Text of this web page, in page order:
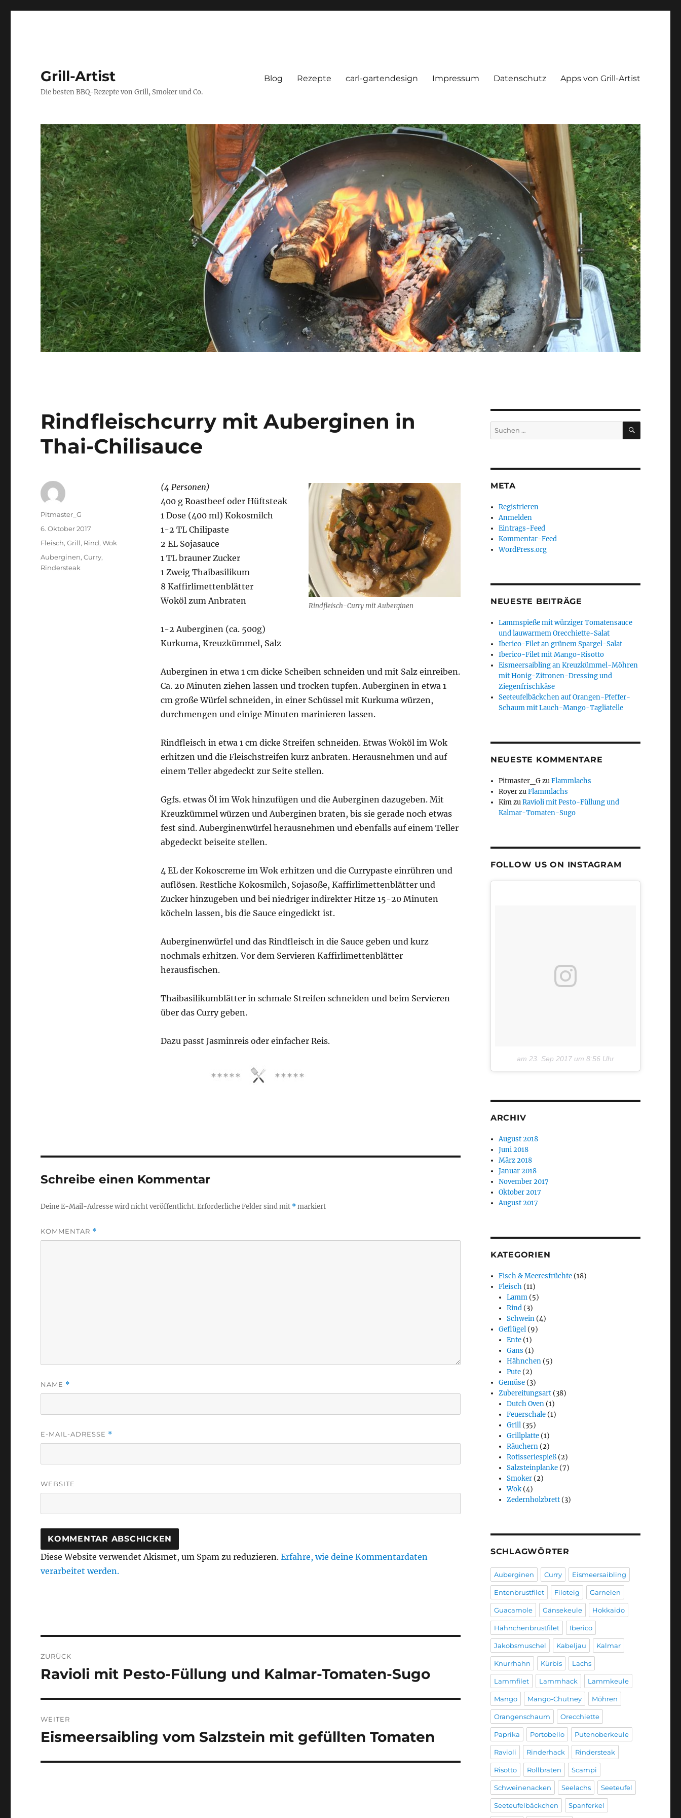
Grill-Artist
Die besten BBQ-Rezepte von Grill, Smoker und Co.
Blog Rezepte carl-gartendesign Impressum Datenschutz Apps von Grill-Artist
Rindfleischcurry mit Auberginen in
Thai-Chilisauce
Rindfleisch-Curry mit Auberginen
(4 Personen)
400 g Roastbeef oder Hüftsteak
1 Dose (400 ml) Kokosmilch
1-2 TL Chilipaste
2 EL Sojasauce
1 TL brauner Zucker
1 Zweig Thaibasilikum
8 Kaffirlimettenblätter
Woköl zum Anbraten
1-2 Auberginen (ca. 500g)
Kurkuma, Kreuzkümmel, Salz
Auberginen in etwa 1 cm dicke Scheiben schneiden und mit Salz einreiben.
Ca. 20 Minuten ziehen lassen und trocken tupfen. Auberginen in etwa 1
cm große Würfel schneiden, in einer Schüssel mit Kurkuma würzen,
durchmengen und einige Minuten marinieren lassen.
Rindfleisch in etwa 1 cm dicke Streifen schneiden. Etwas Woköl im Wok
erhitzen und die Fleischstreifen kurz anbraten. Herausnehmen und auf
einem Teller abgedeckt zur Seite stellen.
Ggfs. etwas Öl im Wok hinzufügen und die Auberginen dazugeben. Mit
Kreuzkümmel würzen und Auberginen braten, bis sie gerade noch etwas
fest sind. Auberginenwürfel herausnehmen und ebenfalls auf einem Teller
abgedeckt beiseite stellen.
4 EL der Kokoscreme im Wok erhitzen und die Currypaste einrühren und
auflösen. Restliche Kokosmilch, Sojasoße, Kaffirlimettenblätter und
Zucker hinzugeben und bei niedriger indirekter Hitze 15-20 Minuten
köcheln lassen, bis die Sauce eingedickt ist.
Auberginenwürfel und das Rindfleisch in die Sauce geben und kurz
nochmals erhitzen. Vor dem Servieren Kaffirlimettenblätter
herausfischen.
Thaibasilikumblätter in schmale Streifen schneiden und beim Servieren
über das Curry geben.
Dazu passt Jasminreis oder einfacher Reis.
Autor
Pitmaster_G
Veröffentlicht
am
6. Oktober 2017
Kategorien
Fleisch,Grill, Rind,Wok
Schlagwörter
Auberginen,Curry,
Rindersteak
Schreibe einen Kommentar
Deine E-Mail-Adresse wird nicht veröffentlicht.Erforderliche Felder sind mit *markiert
KOMMENTAR *
NAME *
E-MAIL-ADRESSE *
WEBSITE
Diese Website verwendet Akismet, um Spam zu reduzieren.Erfahre, wie deine Kommentardaten
verarbeitet werden.
ZURÜCK
Vorheriger
Ravioli mit Pesto-Füllung und Kalmar-Tomaten-Sugo
WEITER
Nächster
Eismeersaibling vom Salzstein mit gefüllten Tomaten
Suchen
nach:
SUCHEN
META
Registrieren
Anmelden
Eintrags-Feed
Kommentar-Feed
WordPress.org
NEUESTE BEITRÄGE
Lammspieße mit würziger Tomatensauce
und lauwarmem Orecchiette-Salat
Iberico-Filet an grünem Spargel-Salat
Iberico-Filet mit Mango-Risotto
Eismeersaibling an Kreuzkümmel-Möhren
mit Honig-Zitronen-Dressing und
Ziegenfrischkäse
Seeteufelbäckchen auf Orangen-Pfeffer-
Schaum mit Lauch-Mango-Tagliatelle
NEUESTE KOMMENTARE
Pitmaster_GzuFlammlachs
RoyerzuFlammlachs
KimzuRavioli mit Pesto-Füllung und
Kalmar-Tomaten-Sugo
FOLLOW US ON INSTAGRAM
am 23. Sep 2017 um 8:56 Uhr
ARCHIV
August 2018
Juni 2018
März 2018
Januar 2018
November 2017
Oktober 2017
August 2017
KATEGORIEN
Fisch & Meeresfrüchte (18)
Fleisch (11)
Lamm (5)
Rind (3)
Schwein (4)
Geflügel (9)
Ente (1)
Gans (1)
Hähnchen (5)
Pute (2)
Gemüse (3)
Zubereitungsart (38)
Dutch Oven (1)
Feuerschale (1)
Grill (35)
Grillplatte (1)
Räuchern (2)
Rotisseriespieß (2)
Salzsteinplanke (7)
Smoker (2)
Wok (4)
Zedernholzbrett (3)
SCHLAGWÖRTER
Auberginen Curry Eismeersaibling
Entenbrustfilet Filoteig Garnelen
Guacamole Gänsekeule Hokkaido
Hähnchenbrustfilet Iberico
Jakobsmuschel Kabeljau Kalmar
Knurrhahn Kürbis Lachs
Lammfilet Lammhack Lammkeule
Mango Mango-Chutney Möhren
Orangenschaum Orecchiette
Paprika Portobello Putenoberkeule
Ravioli Rinderhack Rindersteak
Risotto Rollbraten Scampi
Schweinenacken Seelachs Seeteufel
Seeteufelbäckchen Spanferkel